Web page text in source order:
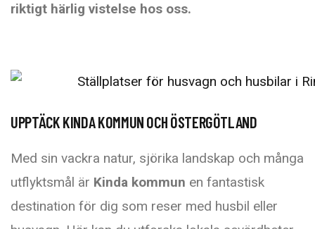
riktigt härlig vistelse hos oss.
UPPTÄCK KINDA KOMMUN OCH ÖSTERGÖTLAND
Med sin vackra natur, sjörika landskap och många
utflyktsmål är Kinda kommun en fantastisk
destination för dig som reser med husbil eller